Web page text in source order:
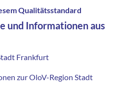
Qualitätsstandard
und Informationen aus
Frankfurt
zur OloV-Region Stadt